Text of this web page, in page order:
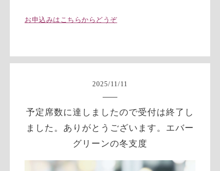
お申込みはこちらからどうぞ
2025/11 /11
予定席数に達しましたので受付は終了し
ました。ありがとうございます。エバー
グリーンの冬支度